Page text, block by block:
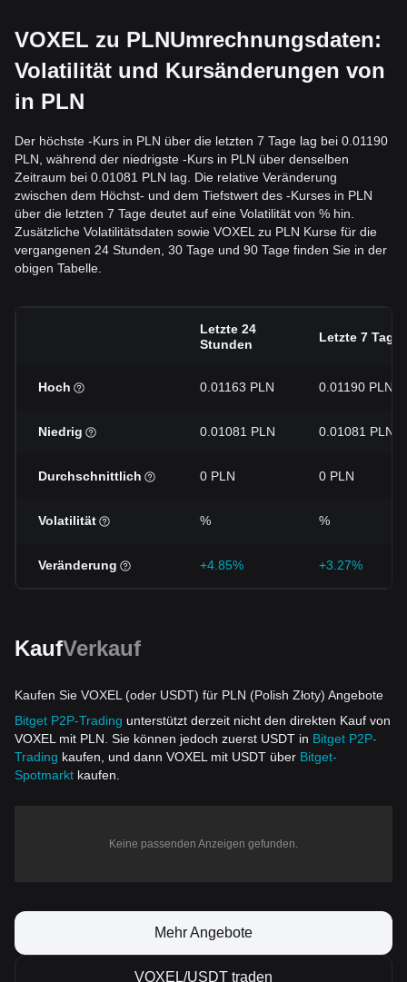
VOXEL zu PLNUmrechnungsdaten:
Volatilität und Kursänderungen von
in PLN
Der höchste -Kurs in PLN über die letzten 7 Tage lag bei 0.01190
PLN, während der niedrigste -Kurs in PLN über denselben
Zeitraum bei 0.01081 PLN lag. Die relative Veränderung
zwischen dem Höchst- und dem Tiefstwert des -Kurses in PLN
über die letzten 7 Tage deutet auf eine Volatilität von % hin.
Zusätzliche Volatilitätsdaten sowie VOXEL zu PLN Kurse für die
vergangenen 24 Stunden, 30 Tage und 90 Tage finden Sie in der
obigen Tabelle.
Letzte 24
Stunden
Letzte 7 Tage
Hoch 0.01163 PLN 0.01190 PLN
Niedrig 0.01081 PLN 0.01081 PLN
Durchschnittlich 0 PLN 0 PLN
Volatilität % %
Veränderung +4.85% +3.27%
KaufVerkauf
Kaufen Sie VOXEL (oder USDT) für PLN (Polish Złoty) Angebote
Bitget P2P-Trading unterstützt derzeit nicht den direkten Kauf von
VOXEL mit PLN. Sie können jedoch zuerst USDT in Bitget P2P-
Trading kaufen, und dann VOXEL mit USDT über Bitget-
Spotmarkt kaufen.
Keine passenden Anzeigen gefunden.
Mehr Angebote
VOXEL/USDT traden